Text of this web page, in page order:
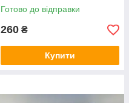
Готово до відправки
260 ₴
Купити